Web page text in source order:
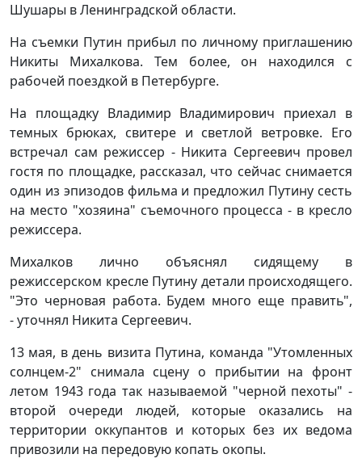
Шушары в Ленинградской области.
На съемки Путин прибыл по личному приглашению
Никиты Михалкова. Тем более, он находился с
рабочей поездкой в Петербурге.
На площадку Владимир Владимирович приехал в
темных брюках, свитере и светлой ветровке. Его
встречал сам режиссер - Никита Сергеевич провел
гостя по площадке, рассказал, что сейчас снимается
один из эпизодов фильма и предложил Путину сесть
на место "хозяина" съемочного процесса - в кресло
режиссера.
Михалков лично объяснял сидящему в
режиссерском кресле Путину детали происходящего.
"Это черновая работа. Будем много еще править",
- уточнял Никита Сергеевич.
13 мая, в день визита Путина, команда "Утомленных
солнцем-2" снимала сцену о прибытии на фронт
летом 1943 года так называемой "черной пехоты" -
второй очереди людей, которые оказались на
территории оккупантов и которых без их ведома
привозили на передовую копать окопы.